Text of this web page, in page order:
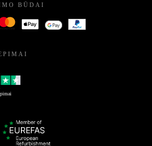
BŪDAI